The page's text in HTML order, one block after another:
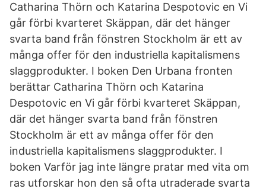
Catharina Thörn och Katarina Despotovic en Vi
går förbi kvarteret Skäppan, där det hänger
svarta band från fönstren Stockholm är ett av
många offer för den industriella kapitalismens
slaggprodukter. I boken Den Urbana fronten
berättar Catharina Thörn och Katarina
Despotovic en Vi går förbi kvarteret Skäppan,
där det hänger svarta band från fönstren
Stockholm är ett av många offer för den
industriella kapitalismens slaggprodukter. I
boken Varför jag inte längre pratar med vita om
ras utforskar hon den så ofta utraderade svarta